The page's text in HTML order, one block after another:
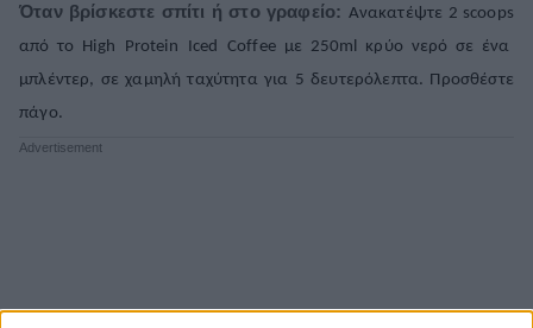
Όταν βρίσκεστε σπίτι ή στο γραφείο: Ανακατέψτε 2 scoops
από το
High Protein Iced Coffeeμε 250ml κρύο νερό σε ένα
μπλέντερ, σε χαμηλή ταχύτητα για 5 δευτερόλεπτα. Προσθέστε
πάγο.